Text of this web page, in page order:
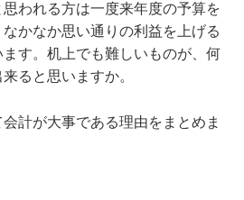
われる方は一度来年度の予算を
かなか思い通りの利益を上げる
す。机上でも難しいものが、何
ると思いますか。
計が大事である理由をまとめま